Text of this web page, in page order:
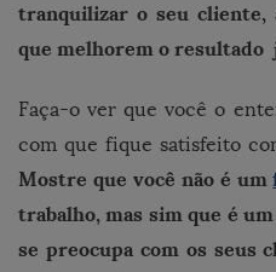
tranquilizar o seu cliente,
que melhorem o resultado
Faça-o ver que você o
com que fique satisfeito
Mostre que você não é um
trabalho, mas sim que é
se preocupa com os seus